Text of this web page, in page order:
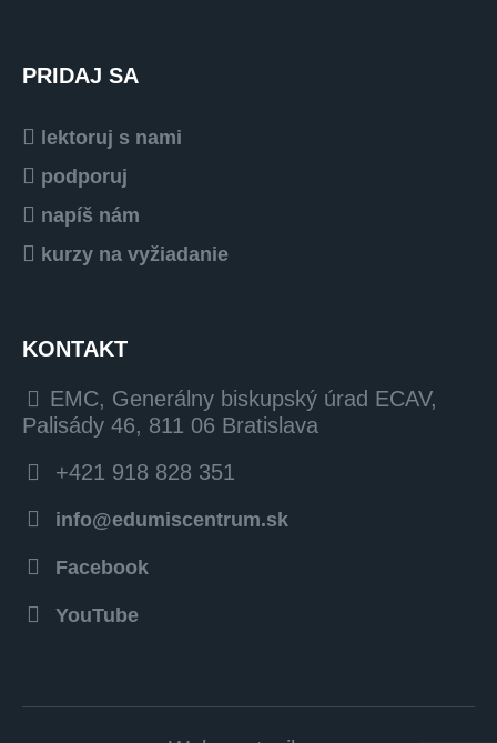
PRIDAJ SA
lektoruj s nami
podporuj
napíš nám
kurzy na vyžiadanie
KONTAKT
EMC, Generálny biskupský úrad ECAV,
Palisády 46, 811 06 Bratislava
+421 918 828 351
info@edumiscentrum.sk
Facebook
YouTube